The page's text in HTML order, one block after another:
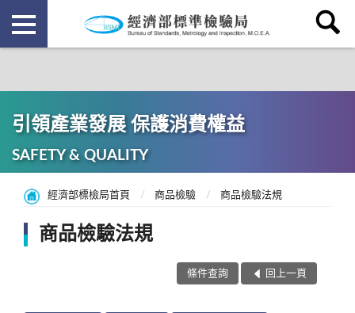
引領產業發展 保護消費權益
SAFETY & QUALITY
經濟部標檢局首頁 商品檢驗 商品檢驗法規
商品檢驗法規
條件查詢 回上一頁